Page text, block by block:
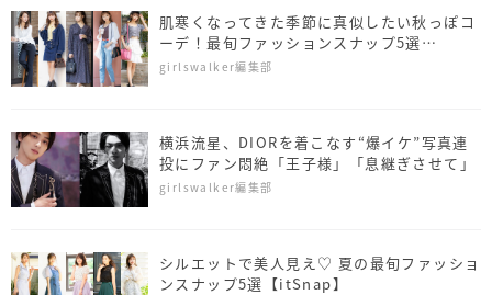
肌寒くなってきた季節に真似したい秋っぽコ
ーデ！最旬ファッションスナップ5選
【itSnap】
girlswalker編集部
横浜流星、DIORを着こなす“爆イケ”写真連
投にファン悶絶「王子様」「息継ぎさせて」
girlswalker編集部
シルエットで美人見え♡ 夏の最旬ファッショ
ンスナップ5選【itSnap】